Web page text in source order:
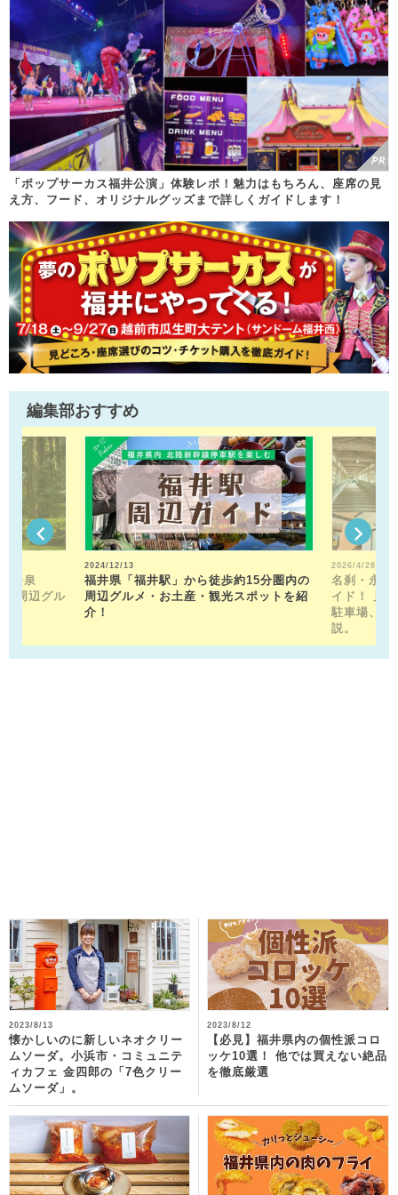
「ポップサーカス福井公演」体験レポ！魅力はもちろん、座席の見
え方、フード、オリジナルグッズまで詳しくガイドします！
編集部おすすめ
平泉
周辺グル
2024/12/13
福井県「福井駅」から徒歩約15分圏内の
周辺グルメ・お土産・観光スポットを紹
介！
2026/4/28
名刹・永平
イド！ 見
駐車場、お
説。
2023/8/13
懐かしいのに新しいネオクリー
ムソーダ。小浜市・コミュニテ
ィカフェ 金四郎の「7色クリー
ムソーダ」。
2023/8/12
【必見】福井県内の個性派コロ
ッケ10選！ 他では買えない絶品
を徹底厳選